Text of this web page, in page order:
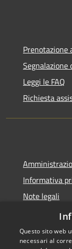
Prenotazione
Segnalazione
Leggi le FAQ
Richiesta
Informativa
Note legali
Questo sito web
necessari al